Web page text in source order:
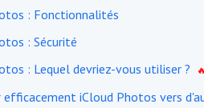
: Fonctionnalités
: Sécurité
: Lequel devriez-vous utiliser ?
efficacement iCloud Photos vers